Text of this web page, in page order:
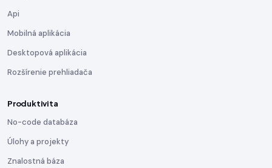
Api
Mobilná aplikácia
Desktopová aplikácia
Rozšírenie prehliadača
Produktivita
No-code databáza
Úlohy a projekty
Znalostná báza